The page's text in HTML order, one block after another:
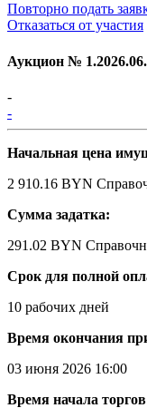
Повторно подать
Отказаться от участия
Аукцион №
-
-
Начальная цена
2 910.16 BYN
Сумма задатка:
291.02 BYN
Срок для полной
10 рабочих дней
Время окончания
03 июня 2026 16:00
Время начала